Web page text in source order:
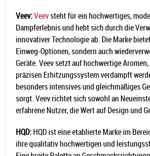
Veev:Veevsteht für ein hochwertiges,
Dampferlebnis und hebt sich durch die
innovativer Technologie ab. Die Marke
Einweg-Optionen, sondern auch
Geräte. Veev setzt auf hochwertige
präzisen Erhitzungssystem verdampft
besonders intensives und gleichmäßiges
sorgt. Veev richtet sich sowohl an
erfahrene Nutzer, die Wert auf Design und
HQD:HQD ist eine etablierte Marke im
ihre qualitativ hochwertigen und